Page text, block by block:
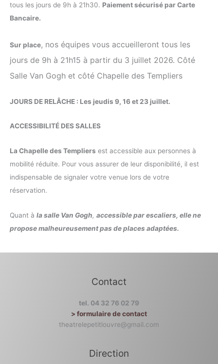
tous les jours de 9h à 21h30. Paiement sécurisé par Carte
Bancaire.
Sur place, nos équipes vous accueilleront tous les
jours de 9h à 21h15 à partir du 3 juillet 2026. Côté
Salle Van Gogh et côté Chapelle des Templiers
JOURS DE RELÂCHE : Les jeudis 9, 16 et 23 juillet.
ACCESSIBILITÉ DES SALLES
La Chapelle des Templiers est accessible aux personnes à
mobilité réduite. Pour vous assurer de leur disponibilité, il est
indispensable de signaler votre venue lors de votre
réservation.
Quant à la salle Van Gogh, accessible par escaliers, elle ne
propose malheureusement pas de places adaptées.
Contact
tel. 04 32 76 02 79
> formulaire de contact
theatrelepetitlouvre@gmail.com
Direction